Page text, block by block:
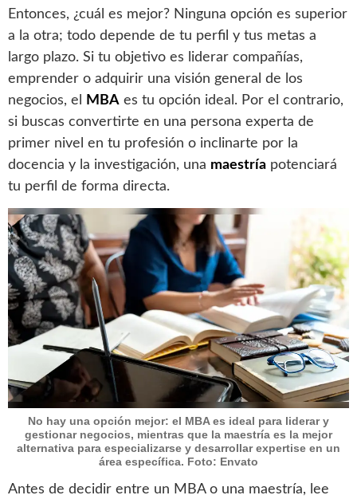
Entonces, ¿cuál es mejor? Ninguna opción es superior
a la otra; todo depende de tu perfil y tus metas a
largo plazo. Si tu objetivo es liderar compañías,
emprender o adquirir una visión general de los
negocios, el
MBA es tu opción ideal. Por el contrario,
si buscas convertirte en una persona experta de
primer nivel en tu profesión o inclinarte por la
docencia y la investigación, una maestría potenciará
tu perfil de forma directa.
No hay una opción mejor: el MBA es ideal para liderar y
gestionar negocios, mientras que la maestría es la mejor
alternativa para especializarse y desarrollar expertise en un
área específica. Foto: Envato
Antes de decidir entre un MBA o una maestría, lee